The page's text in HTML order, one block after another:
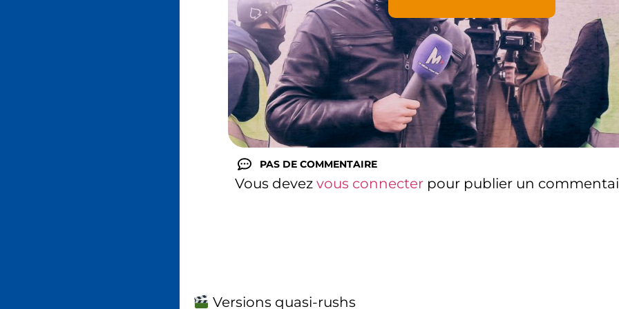
PAS DE COMMENTAIRE
Vous devez vous connecter pour publier un
Versions quasi-rushs